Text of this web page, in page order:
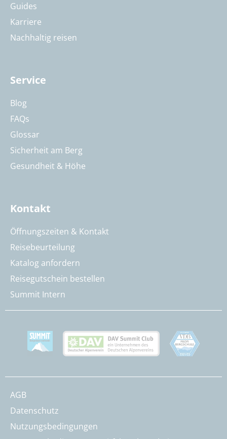
Guides
Karriere
Nachhaltig reisen
Service
Blog
FAQs
Glossar
Sicherheit am Berg
Gesundheit & Höhe
Kontakt
Öffnungszeiten & Kontakt
Reisebeurteilung
Katalog anfordern
Reisegutschein bestellen
Summit Intern
AGB
Datenschutz
Nutzungsbedingungen